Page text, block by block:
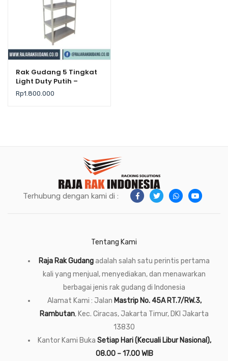
Rak Gudang 5 Tingkat
Light Duty Putih –
Krisbow
Rp1.800.000
Terhubung dengan kami di :
Tentang Kami
Raja Rak Gudangadalah salah satu perintis pertama
kali yang menjual, menyediakan, dan menawarkan
berbagai jenis rak gudang di Indonesia
Alamat Kami : Jalan Mastrip No. 45A RT.7/RW.3,
Rambutan, Kec. Ciracas, Jakarta Timur, DKI Jakarta
13830
Kantor Kami Buka Setiap Hari (Kecuali Libur Nasional),
08.00 – 17.00 WIB